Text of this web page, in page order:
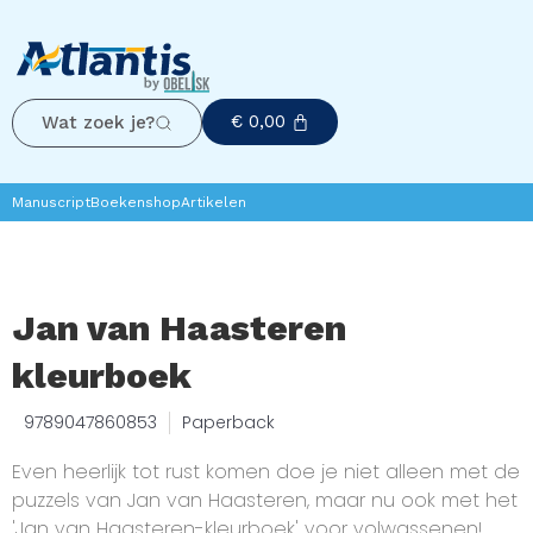
Wat zoek je? € 0,00
ManuscriptBoekenshopArtikelen
Jan van Haasteren
kleurboek
9789047860853 Paperback
Even heerlijk tot rust komen doe je niet alleen met de
puzzels van Jan van Haasteren, maar nu ook met het